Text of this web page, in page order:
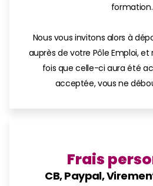
formation.
Nous vous invitons alors à
auprès de votre Pôle Emploi,
fois que celle-ci aura été
acceptée, vous ne
Frais
CB, Paypal,